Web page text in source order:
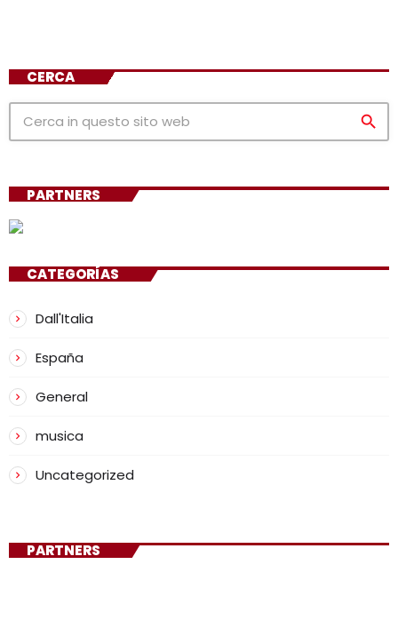
CERCA
search
PARTNERS
CATEGORÍAS
Dall'Italia
España
General
musica
Uncategorized
PARTNERS